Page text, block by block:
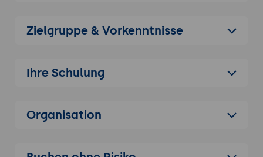
Vorteile von Ludwig: Keine
Konfigurationsdateien.
Vergleich zu anderen Deep Learning-Tools
Zielgruppe & Vorkenntnisse
Ihre Schulung
Organisation